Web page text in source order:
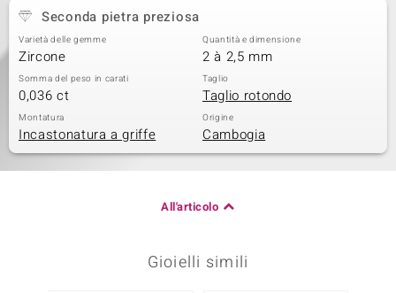
Seconda pietra preziosa
Varietà delle gemme
Zircone
Quantità e dimensione
2 à 2,5 mm
Somma del peso in carati
0,036 ct
Taglio
Taglio rotondo
Montatura
Incastonatura a griffe
Origine
Cambogia
All'articolo
Gioielli simili